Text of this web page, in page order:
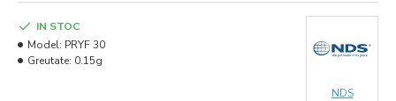
IN STOC
Model: PRYF 30
Greutate: 0.15g
NDS